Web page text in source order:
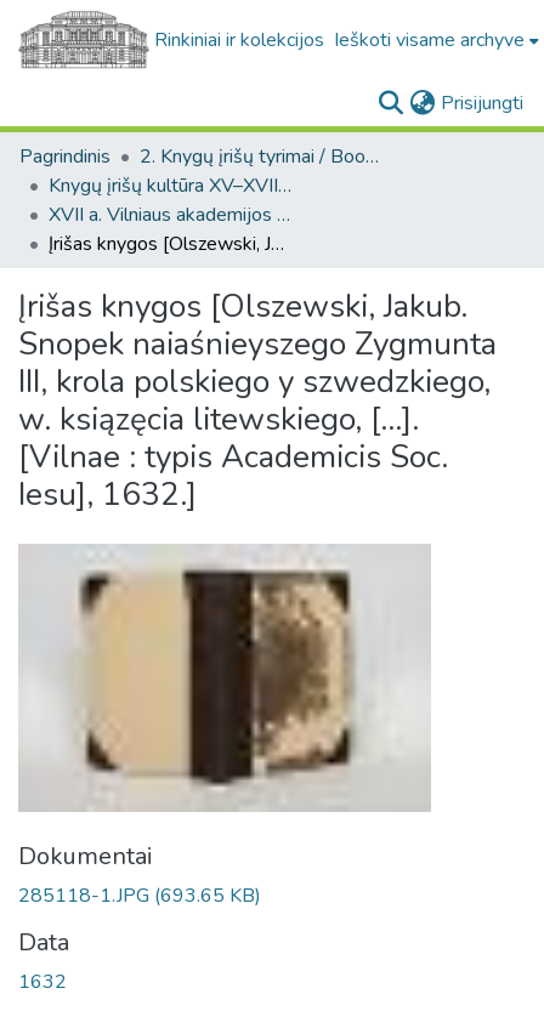
Rinkiniai ir kolekcijos Ieškoti visame archyve
Prisijungti
Pagrindinis
2. Knygų įrišų tyrimai / Bookbindings research
Knygų įrišų kultūra XV–XVIII a. LDK teritorijoje / Bookbinding culture in the 15th–18th-century GDL
XVII a. Vilniaus akademijos spaustuvės leidinių įrišai / 17-th century bindings of the Vilnius Academy printing house
Įrišas knygos [Olszewski, Jakub. Snopek naiaśnieyszego Zygmunta III, krola polskiego y szwedzkiego, w. ksiązęcia litewskiego, [...]. [Vilnae : typis Academicis Soc. Iesu], 1632.]
Įrišas knygos [Olszewski, Jakub.
Snopek naiaśnieyszego Zygmunta
III, krola polskiego y szwedzkiego,
w. ksiązęcia litewskiego, [...].
[Vilnae : typis Academicis Soc.
Iesu], 1632.]
Dokumentai
285118-1.JPG (693.65 KB)
Data
1632